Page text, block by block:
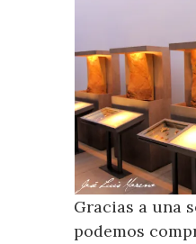
Gracias a una
podemos